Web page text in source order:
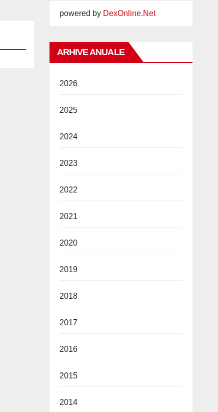
powered by DexOnline.Net
ARHIVE ANUALE
2026
2025
2024
2023
2022
2021
2020
2019
2018
2017
2016
2015
2014